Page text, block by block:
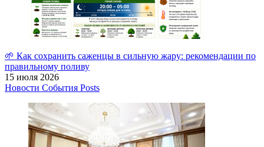
🌱 Как сохранить саженцы в сильную жару: рекомендации по
правильному поливу
15 июля 2026
Новости События Posts